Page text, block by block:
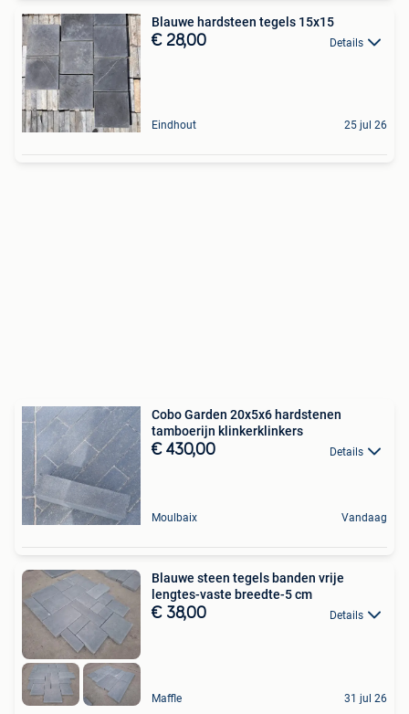
Blauwe hardsteen tegels 15x15
€ 28,00 Details
Eindhout 25 jul 26
Cobo Garden 20x5x6 hardstenen
tamboerijn klinkerklinkers
€ 430,00 Details
Moulbaix Vandaag
Blauwe steen tegels banden vrije
lengtes-vaste breedte-5 cm
€ 38,00 Details
Maffle 31 jul 26